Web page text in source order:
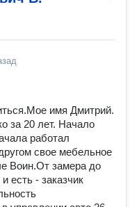
имя Дмитрий.
за 20 лет. Начало
работал
свое мебельное
Воин.От замера до
есть - заказчик